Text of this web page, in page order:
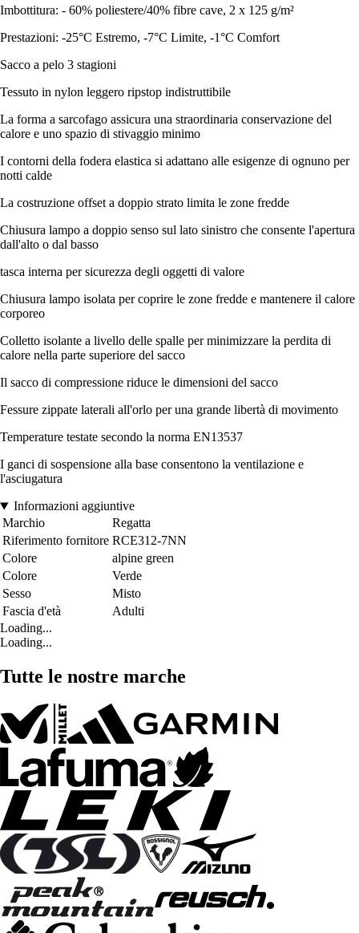
Imbottitura: - 60% poliestere/40% fibre cave, 2 x 125 g/m²
Prestazioni: -25°C Estremo, -7°C Limite, -1°C Comfort
Sacco a pelo 3 stagioni
Tessuto in nylon leggero ripstop indistruttibile
La forma a sarcofago assicura una straordinaria conservazione del
calore e uno spazio di stivaggio minimo
I contorni della fodera elastica si adattano alle esigenze di ognuno per
notti calde
La costruzione offset a doppio strato limita le zone fredde
Chiusura lampo a doppio senso sul lato sinistro che consente l'apertura
dall'alto o dal basso
tasca interna per sicurezza degli oggetti di valore
Chiusura lampo isolata per coprire le zone fredde e mantenere il calore
corporeo
Colletto isolante a livello delle spalle per minimizzare la perdita di
calore nella parte superiore del sacco
Il sacco di compressione riduce le dimensioni del sacco
Fessure zippate laterali all'orlo per una grande libertà di movimento
Temperature testate secondo la norma EN13537
I ganci di sospensione alla base consentono la ventilazione e
l'asciugatura
Informazioni aggiuntive
Marchio
Regatta
Riferimento fornitore RCE312-7NN
Colore
alpine green
Colore
Verde
Sesso
Misto
Fascia d'età
Adulti
Loading...
Loading...
Tutte le nostre marche